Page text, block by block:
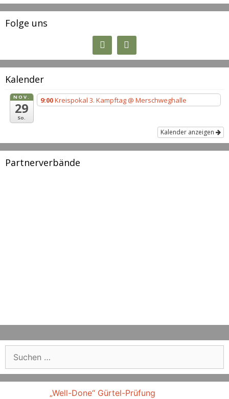
Folge uns
Kalender
NOV.
29
So.
9:00Kreispokal 3. Kampftag@ Merschweghalle
Kalender anzeigen
Partnerverbände
nach:
„Well-Done“ Gürtel-Prüfung